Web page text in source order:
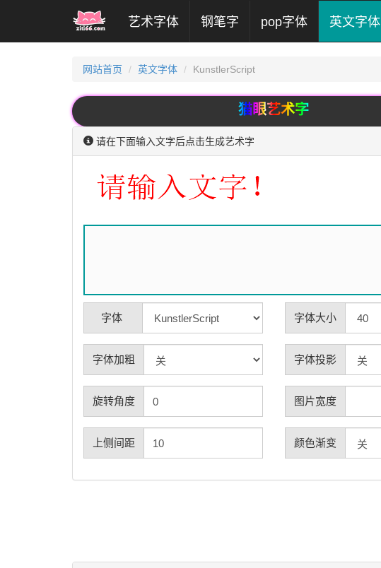
艺术字体(current)
钢笔字 pop字体 英文字体
网站首页 英文字体 KunstlerScript
猫眼艺术字
请在下面输入文字后点击生成艺术字
字体 字体大小
字体加粗 字体投影
旋转角度 图片宽度
上侧间距 颜色渐变